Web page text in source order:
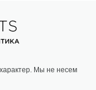
Мы не несем